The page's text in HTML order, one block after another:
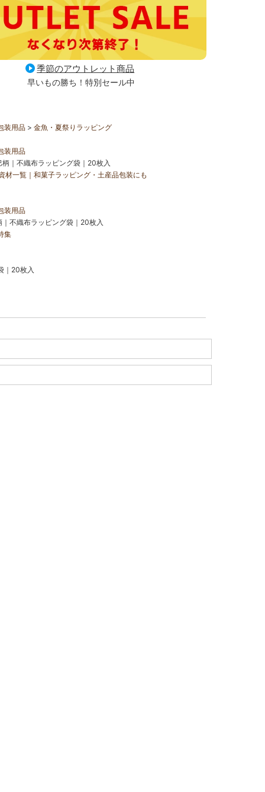
季節のアウトレット商品
早いもの勝ち！特別セール中
装用品
金魚・夏祭りラッピング
装用品
｜不織布ラッピング袋｜20枚入
材一覧｜和菓子ラッピング・土産品包装にも
装用品
不織布ラッピング袋｜20枚入
集
｜20枚入